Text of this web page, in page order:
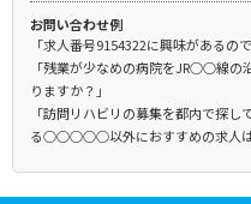
お問い合わせ例
「求人番号9154322に興味があるの
「残業が少なめの病院をJR○○線の
りますか？」
「訪問リハビリの募集を都内で探
る○○○○○以外におすすめの求人は